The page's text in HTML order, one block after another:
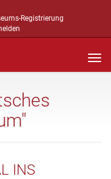
Registrierung
INS